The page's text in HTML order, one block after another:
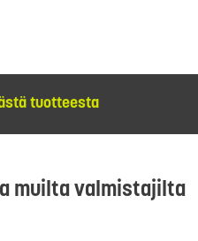
tuotteesta
muilta valmistajilta